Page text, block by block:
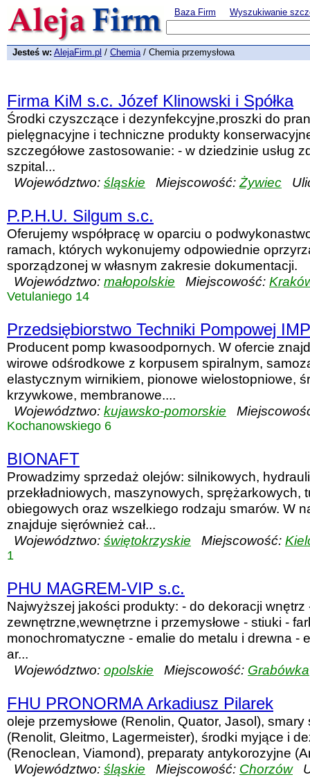
Baza Firm Wyszukiwanie
Jesteś w: AlejaFirm.pl / Chemia/ Chemia przemysłowa
Firma KiM s.c. Józef Klinowski i Spółka
Środki czyszczące i dezynfekcyjne,proszki do
pielęgnacyjne i techniczne produkty
szczegółowe zastosowanie: - w dziedzinie usług
szpital...
Województwo: śląskie Miejscowość: Żywiec
P.P.H.U. Silgum s.c.
Oferujemy współpracę w oparciu o
ramach, których wykonujemy odpowiednie
sporządzonej w własnym zakresie dokumentacji.
Województwo: małopolskie Miejscowość:
Vetulaniego 14
Przedsiębiorstwo Techniki Pompowej
Producent pomp kwasoodpornych. W ofercie
wirowe odśrodkowe z korpusem spiralnym,
elastycznym wirnikiem, pionowe wielostopniowe,
krzywkowe, membranowe....
Województwo: kujawsko-pomorskie
Kochanowskiego 6
BIONAFT
Prowadzimy sprzedaż olejów: silnikowych,
przekładniowych, maszynowych, sprężarkowych,
obiegowych oraz wszelkiego rodzaju smarów. W
znajduje sięrównież cał...
Województwo: świętokrzyskie Miejscowość:
1
PHU MAGREM-VIP s.c.
Najwyższej jakości produkty: - do dekoracji wnętrz
zewnętrzne,wewnętrzne i przemysłowe - stiuki -
monochromatyczne - emalie do metalu i drewna -
ar...
Województwo: opolskie Miejscowość: Grabówka
FHU PRONORMA Arkadiusz Pilarek
oleje przemysłowe (Renolin, Quator, Jasol),
(Renolit, Gleitmo, Lagermeister), środki myjące i
(Renoclean, Viamond), preparaty antykorozyjne
Województwo: śląskie Miejscowość: Chorzów